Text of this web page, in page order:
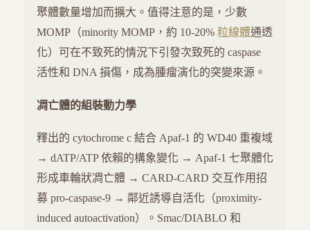
聚體數量增加而擴大。值得注意的是，少數
MOMP（minority MOMP，約 10-20% 粒線體通透
化）可在不致死的情況下引發次致死的 caspase
活性和 DNA 損傷，成為腫瘤演化的突變來源。
凋亡體的組裝動力學
釋出的 cytochrome c 結合 Apaf-1 的 WD40 重複域
→ dATP/ATP 依賴的構象變化 → Apaf-1 七聚體化
形成車輪狀凋亡體 → CARD-CARD 交互作用招
募 pro-caspase-9 → 鄰近誘導自活化（proximity-
induced autoactivation）。Smac/DIABLO 和